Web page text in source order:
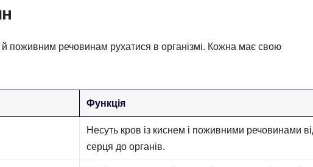
поживним речовинам рухатися в організмі. Кожна має свою
Функція
Несуть кров із киснем і поживними речовинами
серця до органів.